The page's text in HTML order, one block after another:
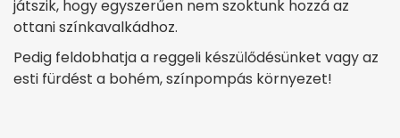
játszik, hogy egyszerűen nem szoktunk hozzá az
ottani színkavalkádhoz.
Pedig feldobhatja a reggeli készülődésünket vagy az
esti fürdést a bohém, színpompás környezet!